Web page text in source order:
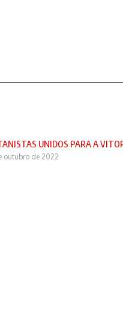
UNIDOS PARA A
outubro de 2022